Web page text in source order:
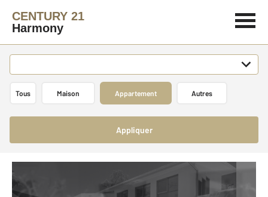
CENTURY 21
Harmony
Tous Maison Appartement Autres
Appliquer